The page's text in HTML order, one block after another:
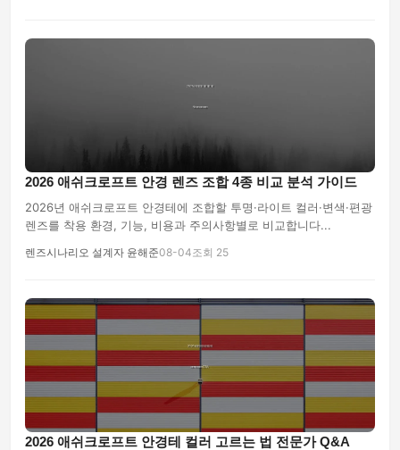
2026 애쉬크로프트 안경 렌즈 조합 4종 비교 분석 가이드
2026년 애쉬크로프트 안경테에 조합할 투명·라이트 컬러·변색·편광
렌즈를 착용 환경, 기능, 비용과 주의사항별로 비교합니다...
렌즈시나리오 설계자 윤해준08-04조회 25
2026 애쉬크로프트 안경테 컬러 고르는 법 전문가 Q&A